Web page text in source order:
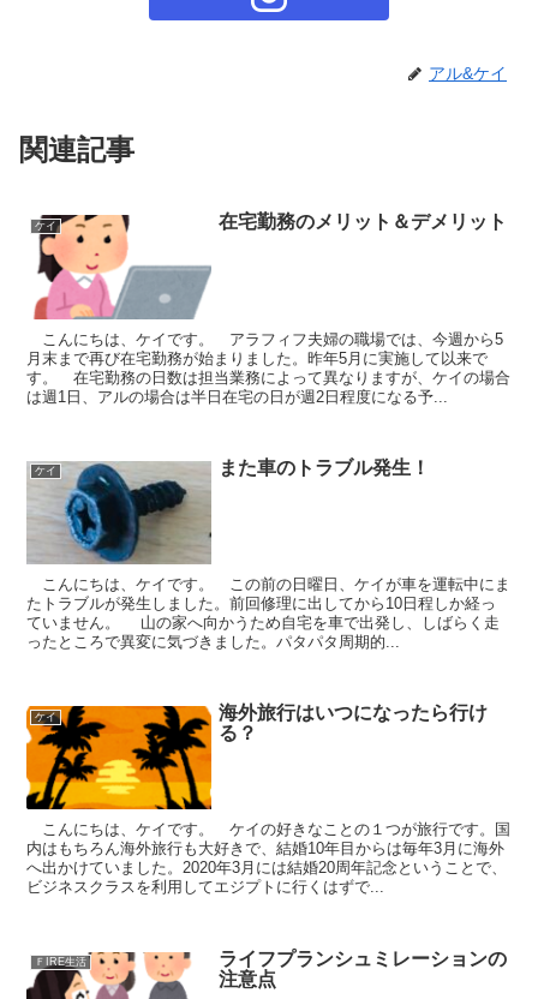
アル&ケイ
関連記事
ケイ 在宅勤務のメリット＆デメリット
こんにちは、ケイです。 アラフィフ夫婦の職場では、今週から5
月末まで再び在宅勤務が始まりました。昨年5月に実施して以来で
す。 在宅勤務の日数は担当業務によって異なりますが、ケイの場合
は週1日、アルの場合は半日在宅の日が週2日程度になる予...
ケイ また車のトラブル発生！
こんにちは、ケイです。 この前の日曜日、ケイが車を運転中にま
たトラブルが発生しました。前回修理に出してから10日程しか経っ
ていません。 山の家へ向かうため自宅を車で出発し、しばらく走
ったところで異変に気づきました。パタパタ周期的...
ケイ
海外旅行はいつになったら行け
る？
こんにちは、ケイです。 ケイの好きなことの１つが旅行です。国
内はもちろん海外旅行も大好きで、結婚10年目からは毎年3月に海外
へ出かけていました。2020年3月には結婚20周年記念ということで、
ビジネスクラスを利用してエジプトに行くはずで...
ＦIRE生活
ライフプランシュミレーションの
注意点